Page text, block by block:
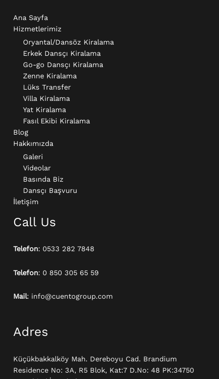
Ana Sayfa
Hizmetlerimiz
Oryantal/Dansöz Kiralama
Erkek Dansçı Kiralama​
Go-go Dansçı Kiralama​
Zenne Kiralama
Lüks Transfer
Villa Kiralama
Yat Kiralama
Fasıl Ekibi Kiralama
Blog
Hakkımızda
Galeri
Videolar
Basında Biz
Dansçı Başvuru
İletişim
Call Us
Telefon: 0533 282 7848
Telefon: 0 850 305 65 59
Mail: info@cuentogroup.com
Adres
Küçükbakkalköy Mah. Dereboyu Cad. Brandium
Residence No: 3A, R5 Blok, Kat:7 D.No: 48 PK:34750